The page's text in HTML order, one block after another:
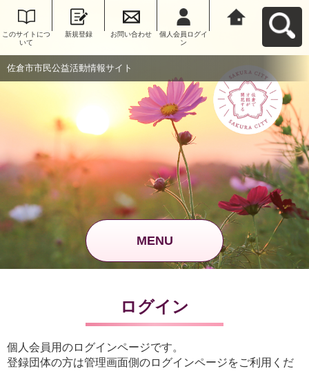
このサイトにつ
いて
新規登録 お問い合わせ
個人会員ログイ
ン
佐倉市市民公益活動情報サイト
MENU
ログイン
個人会員用のログインページです。
登録団体の方は管理画面側のログインページをご利用くだ